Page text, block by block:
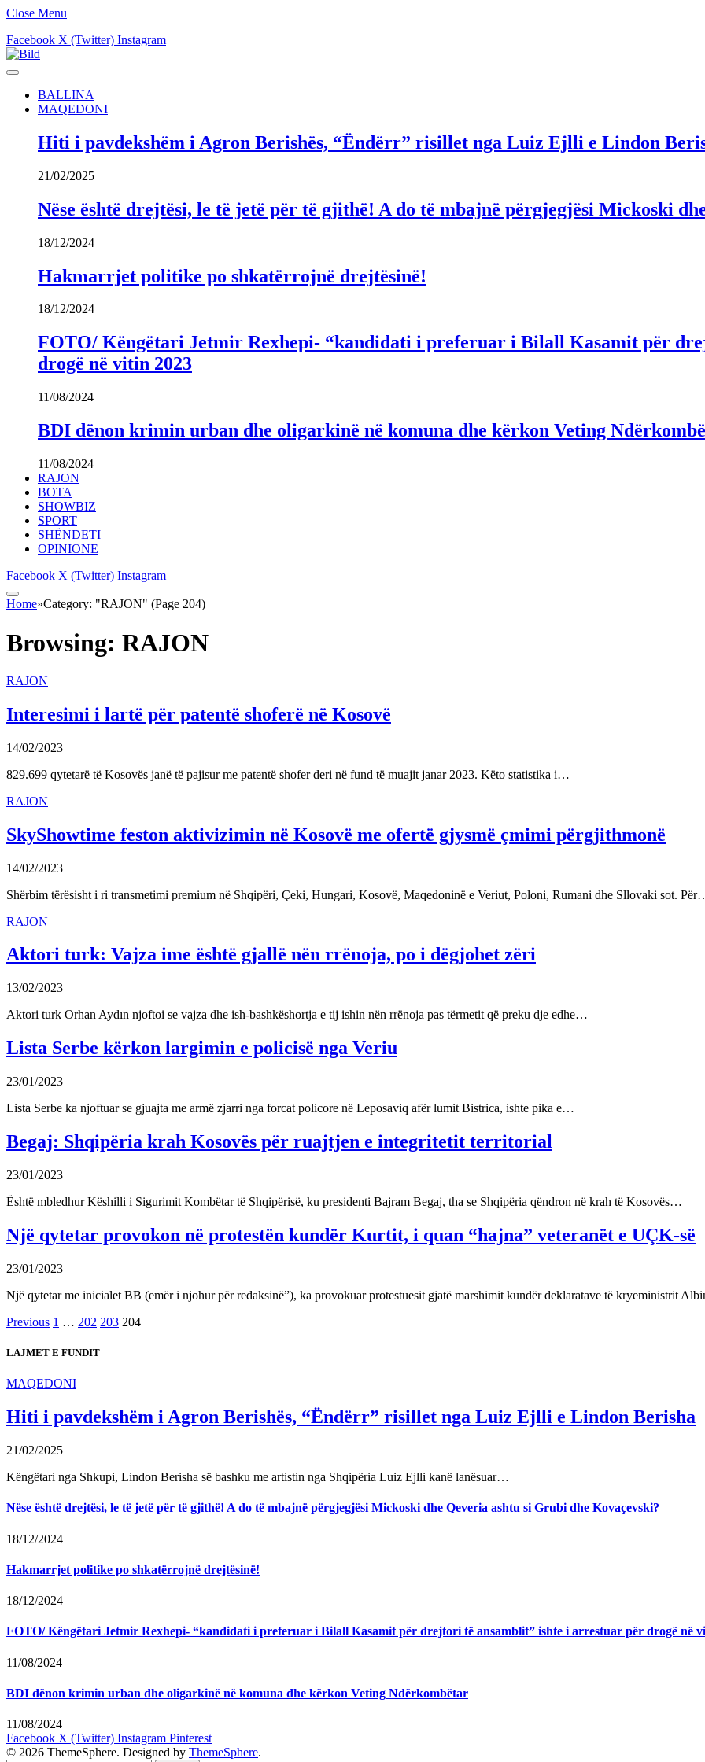
Close Menu
Facebook X (Twitter) Instagram
BALLINA
MAQEDONI
Hiti i pavdekshëm i Agron Berishës, “Ëndërr” risillet nga Luiz Ejlli e Lindon
21/02/2025
Nëse është drejtësi, le të jetë për të gjithë! A do të mbajnë përgjegjësi Mickoski
18/12/2024
Hakmarrjet politike po shkatërrojnë drejtësinë!
18/12/2024
FOTO/ Këngëtari Jetmir Rexhepi- “kandidati i preferuar i Bilall Kasamit për
drogë në vitin 2023
11/08/2024
BDI dënon krimin urban dhe oligarkinë në komuna dhe kërkon Veting
11/08/2024
RAJON
BOTA
SHOWBIZ
SPORT
SHËNDETI
OPINIONE
Facebook X (Twitter) Instagram
Home»Category: "RAJON" (Page 204)
Browsing: RAJON
RAJON
Interesimi i lartë për patentë shoferë në Kosovë
14/02/2023
829.699 qytetarë të Kosovës janë të pajisur me patentë shofer deri në fund të muajit janar 2023. Këto statistika i…
RAJON
SkyShowtime feston aktivizimin në Kosovë me ofertë gjysmë çmimi përgjithmonë
14/02/2023
Shërbim tërësisht i ri transmetimi premium në Shqipëri, Çeki, Hungari, Kosovë, Maqedoninë e Veriut, Poloni, Rumani dhe Sllovaki sot.
RAJON
Aktori turk: Vajza ime është gjallë nën rrënoja, po i dëgjohet zëri
13/02/2023
Aktori turk Orhan Aydın njoftoi se vajza dhe ish-bashkëshortja e tij ishin nën rrënoja pas tërmetit që preku dje edhe…
Lista Serbe kërkon largimin e policisë nga Veriu
23/01/2023
Lista Serbe ka njoftuar se gjuajta me armë zjarri nga forcat policore në Leposaviq afër lumit Bistrica, ishte pika e…
Begaj: Shqipëria krah Kosovës për ruajtjen e integritetit territorial
23/01/2023
Është mbledhur Këshilli i Sigurimit Kombëtar të Shqipërisë, ku presidenti Bajram Begaj, tha se Shqipëria qëndron në krah të Kosovës…
Një qytetar provokon në protestën kundër Kurtit, i quan “hajna” veteranët e UÇK-së
23/01/2023
Një qytetar me inicialet BB (emër i njohur për redaksinë”), ka provokuar protestuesit gjatë marshimit kundër deklaratave të kryeministrit
Previous 1 … 202 203 204
LAJMET E FUNDIT
MAQEDONI
Hiti i pavdekshëm i Agron Berishës, “Ëndërr” risillet nga Luiz Ejlli e Lindon Berisha
21/02/2025
Këngëtari nga Shkupi, Lindon Berisha së bashku me artistin nga Shqipëria Luiz Ejlli kanë lanësuar…
Nëse është drejtësi, le të jetë për të gjithë! A do të mbajnë përgjegjësi Mickoski dhe Qeveria ashtu si Grubi dhe Kovaçevski?
18/12/2024
Hakmarrjet politike po shkatërrojnë drejtësinë!
18/12/2024
FOTO/ Këngëtari Jetmir Rexhepi- “kandidati i preferuar i Bilall Kasamit për drejtori të ansamblit” ishte i arrestuar për drogë në
11/08/2024
BDI dënon krimin urban dhe oligarkinë në komuna dhe kërkon Veting Ndërkombëtar
11/08/2024
Facebook X (Twitter) Instagram Pinterest
© 2026 ThemeSphere. Designed by ThemeSphere.